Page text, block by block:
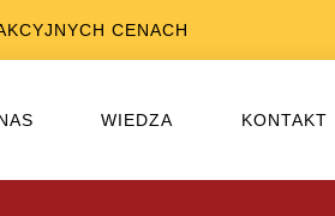
CENACH
WIEDZA KONTAKT